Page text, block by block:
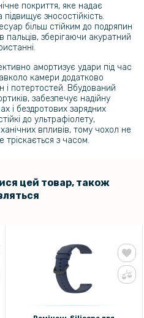
покриття, яке надає
зносостійкість.
більш стійким до подряпин
пальців, зберігаючи акуратний
амортизує удари під час
камери додатково
і потертостей. Вбудований
забезпечує надійну
і бездротових зарядних
до ультрафіолету,
впливів, тому чохол не
з часом.
цей товар, також